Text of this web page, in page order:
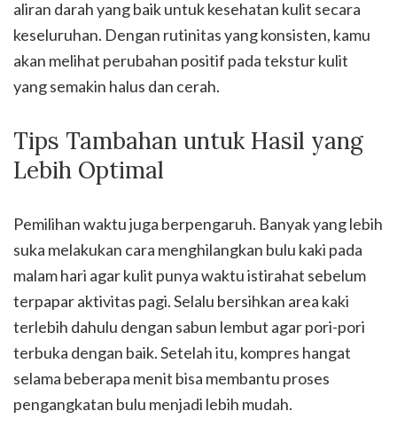
aliran darah yang baik untuk kesehatan kulit secara
keseluruhan. Dengan rutinitas yang konsisten, kamu
akan melihat perubahan positif pada tekstur kulit
yang semakin halus dan cerah.
Tips Tambahan untuk Hasil yang
Lebih Optimal
Pemilihan waktu juga berpengaruh. Banyak yang lebih
suka melakukan cara menghilangkan bulu kaki pada
malam hari agar kulit punya waktu istirahat sebelum
terpapar aktivitas pagi. Selalu bersihkan area kaki
terlebih dahulu dengan sabun lembut agar pori-pori
terbuka dengan baik. Setelah itu, kompres hangat
selama beberapa menit bisa membantu proses
pengangkatan bulu menjadi lebih mudah.